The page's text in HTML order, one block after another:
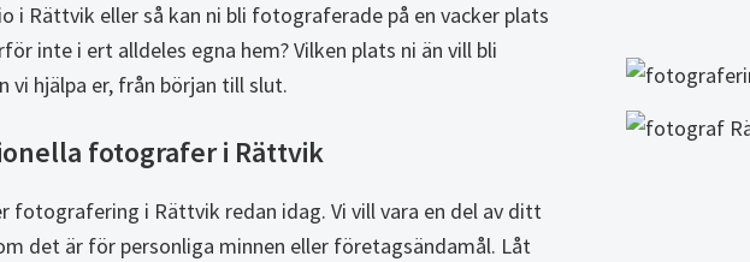
i Rättvik eller så kan ni bli fotograferade på en vacker plats
inte i ert alldeles egna hem? Vilken plats ni än vill bli
vi hjälpa er, från början till slut.
fotografer i Rättvik
fotografering i Rättvik redan idag. Vi vill vara en del av ditt
det är för personliga minnen eller företagsändamål. Låt